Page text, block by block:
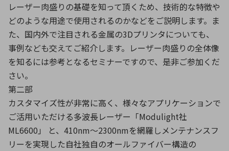
レーザー肉盛りの基礎を知って頂くため、技術的な特徴や
どのような用途で使用されるのかなどをご説明します。ま
た、国内外で注目される金属の3Dプリンタについても、
事例なども交えてご紹介します。レーザー肉盛りの全体像
を知るには参考となるセミナーですので、是非ご参加くだ
さい。
第二部
カスタマイズ性が非常に高く、様々なアプリケーションで
ご活用いただける多波長レーザー「Modulight社
ML6600」 と、410nm〜2300nmを網羅しメンテナンスフ
リーを実現した自社独自のオールファイバー構造の